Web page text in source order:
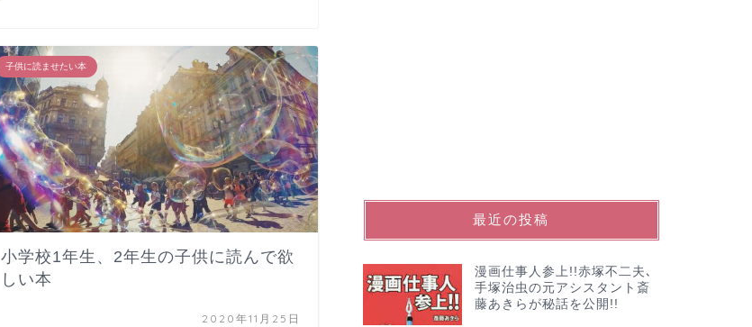
子供に読ませたい本
小学校1年生、2年生の子供に読んで欲
しい本
2020年11月25日
最近の投稿
漫画仕事人参上!!赤塚不二夫､
手塚治虫の元アシスタント斎
藤あきらが秘話を公開!!